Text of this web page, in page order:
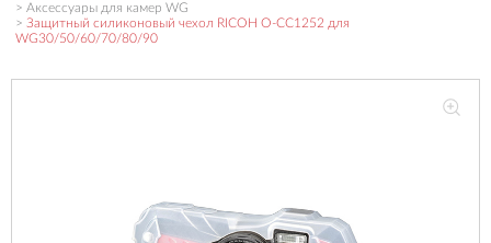
Аксессуары для камер WG
Защитный силиконовый чехол RICOH O-CC1252 для
WG30/50/60/70/80/90